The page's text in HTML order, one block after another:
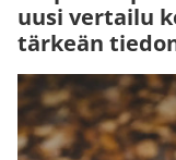
uusi vertailu
tärkeän